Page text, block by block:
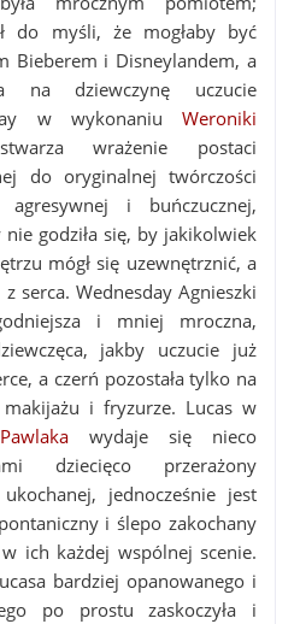
do myśli, że mogłaby być
Bieberem i Disneylandem, a
na dziewczynę uczucie
w wykonaniu Weroniki
wrażenie postaci
do oryginalnej twórczości
agresywnej i buńczucznej,
godziła się, by jakikolwiek
mógł się uzewnętrznić, a
z serca. Wednesday Agnieszki
i mniej mroczna,
jakby uczucie już
a czerń pozostała tylko na
i fryzurze. Lucas w
wydaje się nieco
dziecięco przerażony
jednocześnie jest
i ślepo zakochany
ich każdej wspólnej scenie.
bardziej opanowanego i
po prostu zaskoczyła i